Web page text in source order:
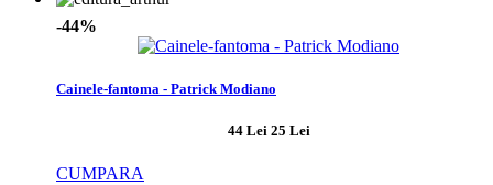
-44%
Cainele-fantoma - Patrick Modiano
44 Lei25 Lei
CUMPARA